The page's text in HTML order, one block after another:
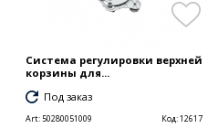
Система регулировки верхней
корзины для...
Под заказ
Art:50280051009 Код:12617